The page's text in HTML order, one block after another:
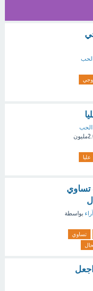
الحب
الحب
عليا
تساوي
آراء بواسطة
تساوي